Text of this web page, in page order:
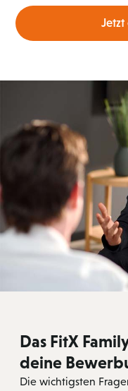
Das FitX
deine
Die wichtigsten